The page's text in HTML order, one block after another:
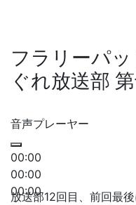
フラリーパ
ぐれ放送部
音声プレーヤー
00:00
00:00
00:00
放送部12回目、前回最